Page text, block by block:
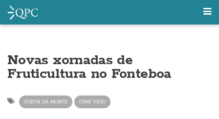
Novas xornadas de
Fruticultura no Fonteboa
COSTA DA MORTE CINE VIEJO